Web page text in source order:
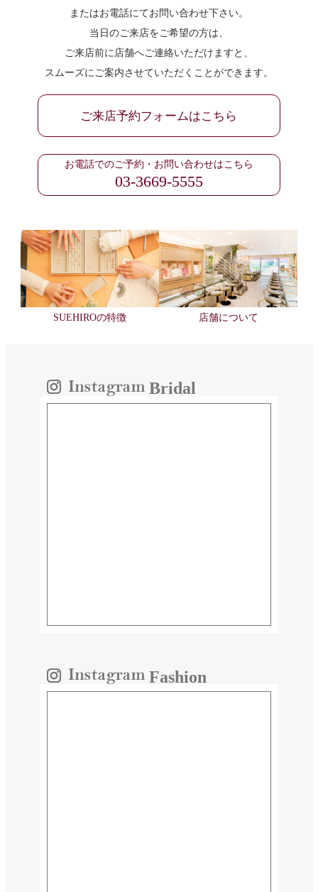
またはお電話にてお問い合わせ下さい。
当日のご来店をご希望の方は、
ご来店前に店舗へご連絡いただけますと、
スムーズにご案内させていただくことができます。
ご来店予約フォームはこちら
お電話でのご予約・お問い合わせはこちら
03-3669-5555
SUEHIROの特徴 店舗について
Bridal
Fashion